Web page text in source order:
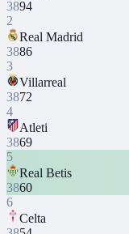
3894
2
Real Madrid
3886
3
Villarreal
3872
4
Atleti
3869
5
Real Betis
3860
6
Celta